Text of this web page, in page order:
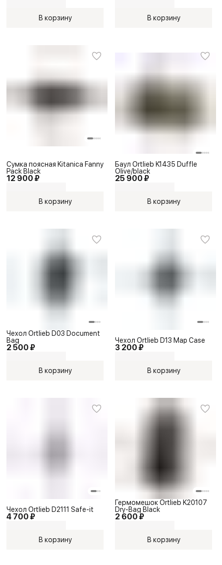
В корзину В корзину
12 900 ₽
Сумка поясная Kitanica Fanny
Pack Black
В корзину
25 900 ₽
Баул Ortlieb K1435 Duffle
Olive/black
В корзину
2 500 ₽
Чехол Ortlieb D03 Document
Bag
В корзину
3 200 ₽
Чехол Ortlieb D13 Map Case
В корзину
4 700 ₽
Чехол Ortlieb D2111 Safe-it
В корзину
2 600 ₽
Гермомешок Ortlieb K20107
Dry-Bag Black
В корзину